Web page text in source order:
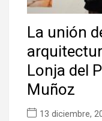
La unión
Lonja del
Muñoz
13 diciembre,